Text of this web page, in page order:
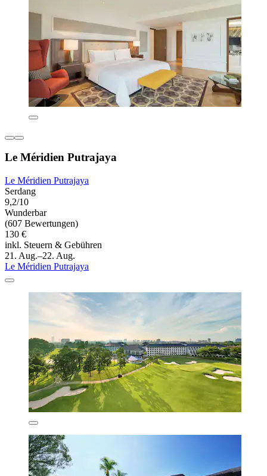
Le Méridien Putrajaya
Le Méridien Putrajaya
Serdang
9,2/10
Wunderbar
(607 Bewertungen)
130 €
inkl. Steuern & Gebühren
21. Aug.–22. Aug.
Le Méridien Putrajaya